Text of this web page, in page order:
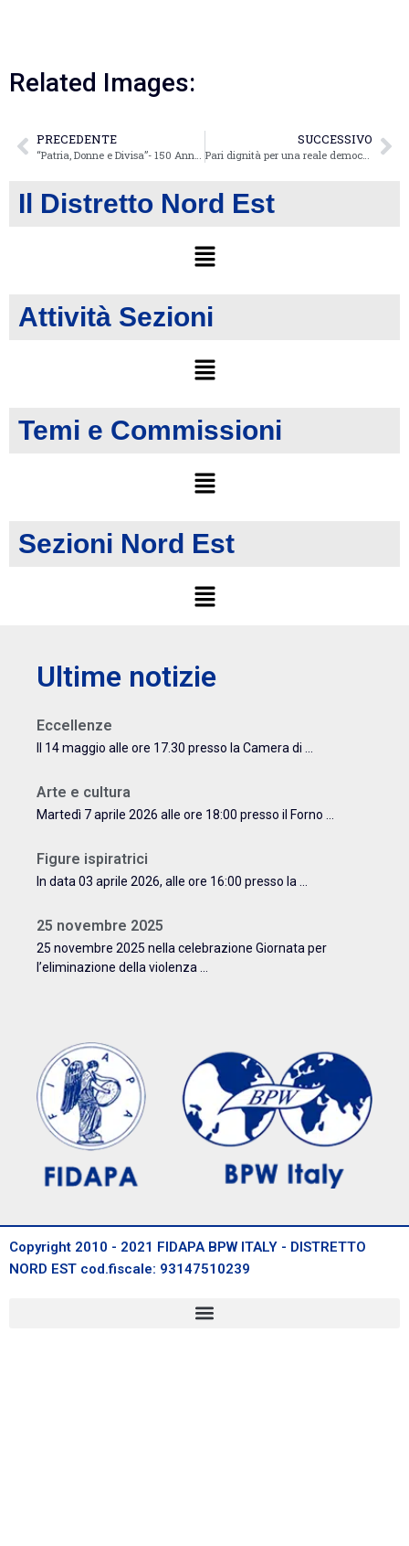
Related Images:
PRECEDENTE SUCCESSIVO
Pari dignità per una reale democrazia
Il Distretto Nord Est
Attività Sezioni
Temi e Commissioni
Sezioni Nord Est
Ultime notizie
Eccellenze
Il 14 maggio alle ore 17.30 presso la Camera di ...
Arte e cultura
Martedì 7 aprile 2026 alle ore 18:00 presso il Forno ...
Figure ispiratrici
In data 03 aprile 2026, alle ore 16:00 presso la ...
25 novembre 2025
25 novembre 2025 nella celebrazione Giornata per
l’eliminazione della violenza ...
Copyright 2010 - 2021 FIDAPA BPW ITALY - DISTRETTO
NORD EST cod.fiscale: 93147510239